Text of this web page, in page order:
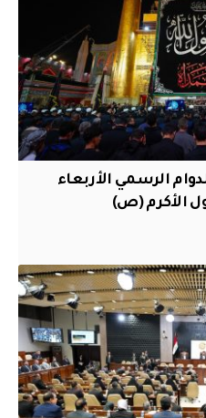
الرسمي الأربعاء
الأكرم (ص)